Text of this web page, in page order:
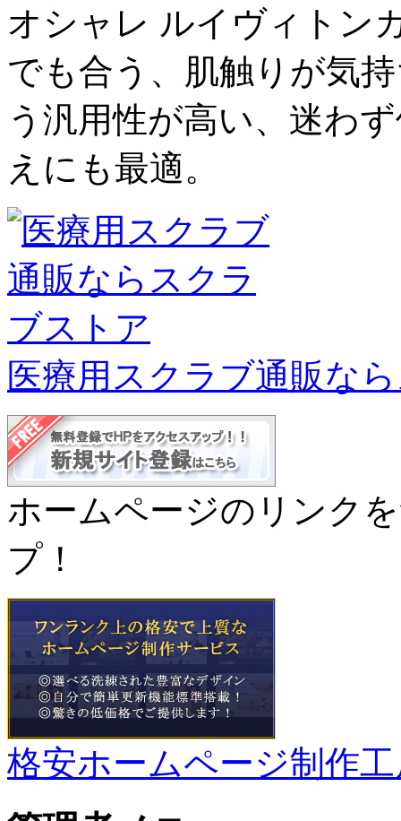
オシャレ ルイヴィトン
でも合う、肌触りが気
う汎用性が高い、迷わ
えにも最適。
医療用スクラブ通販な
ホームページのリンク
プ！
格安ホームページ制作